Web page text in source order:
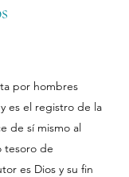
por hombres
es el registro de la
de sí mismo al
tesoro de
es Dios y su fin